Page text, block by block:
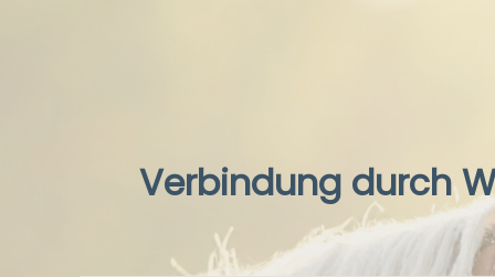
Verbindung durch